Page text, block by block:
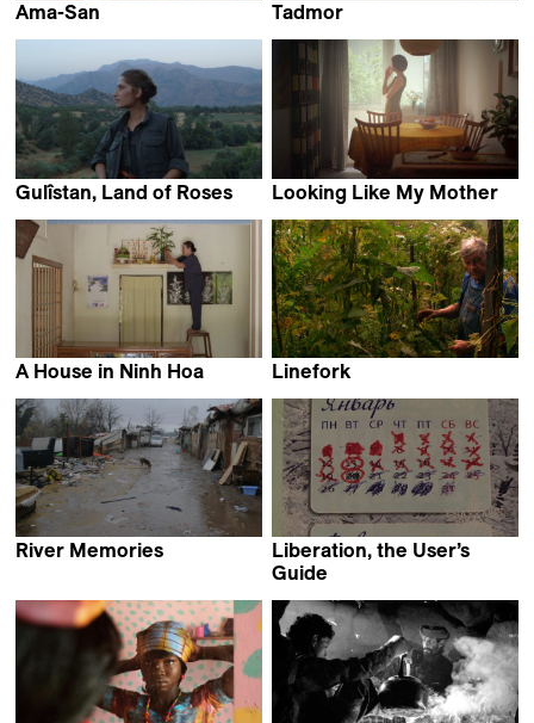
Ama-San
Tadmor
Monika Borgmann
Gulîstan, Land of Roses
Looking Like My Mother
A House in Ninh Hoa
Dan Nguyen
Linefork
River Memories
Liberation, the User’s
Guide